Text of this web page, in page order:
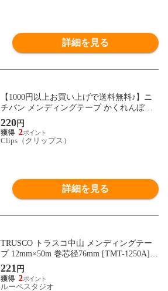
詳細を見る
【1000円以上お買い上げで送料無料♪】ニ
チバン メンディングテープ かくれんぼく
ん KK-12D - メール便発送
220円
2
Clips（クリップス）
詳細を見る
TRUSCO トラスコ中山 メンディングテー
プ 12mm×50m 巻芯径76mm [TMT-1250A] T
MT1250A 販売単位：1
221 円
2
ルーペスタジオ